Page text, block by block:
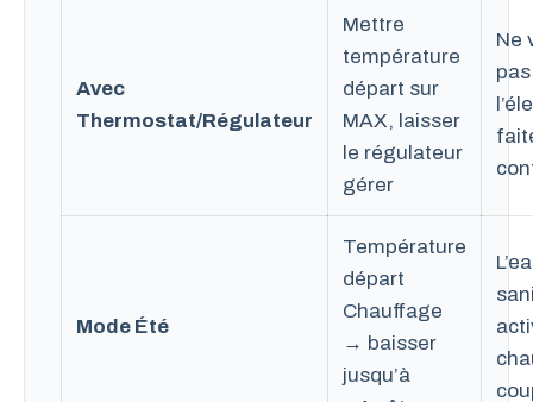
Avec
Thermostat/Régulateur
Mettre
température
départ sur
MAX, laisser
le régulateur
gérer
Ne
Mode Été
Température
départ
Chauffage
→ baisser
jusqu’à